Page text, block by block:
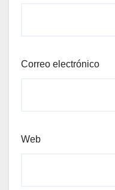
Correo electrónico
Web